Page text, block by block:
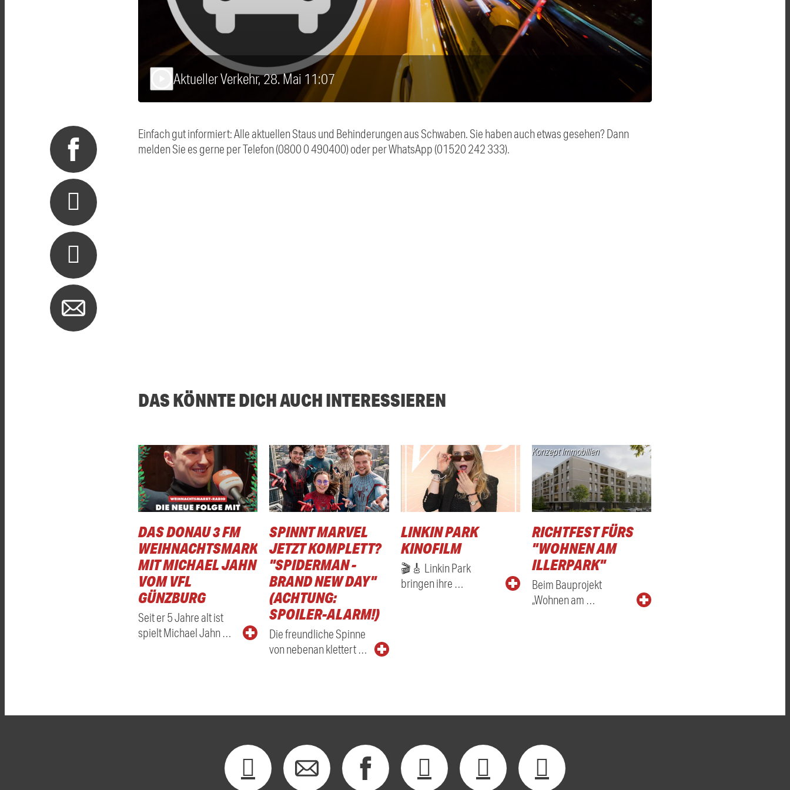
Aktueller Verkehr, 28. Mai 11:07
Einfach gut informiert: Alle aktuellen Staus und Behinderungen aus Schwaben. Sie haben auch etwas gesehen? Dann
melden Sie es gerne per Telefon (0800 0 490400) oder per WhatsApp (01520 242 333).
DAS KÖNNTE DICH AUCH INTERESSIEREN
DAS DONAU 3 FM
WEIHNACHTSMARKTRADIO
MIT MICHAEL JAHN
VOM VFL
GÜNZBURG
Seit er 5 Jahre alt ist
spielt Michael Jahn …
SPINNT MARVEL
JETZT KOMPLETT?
"SPIDERMAN -
BRAND NEW DAY"
(ACHTUNG:
SPOILER-ALARM!)
Die freundliche Spinne
von nebenan klettert …
LINKIN PARK
KINOFILM
🎬🎸 Linkin Park
bringen ihre …
Konzept Immobilien
RICHTFEST FÜRS
"WOHNEN AM
ILLERPARK"
Beim Bauprojekt
„Wohnen am …